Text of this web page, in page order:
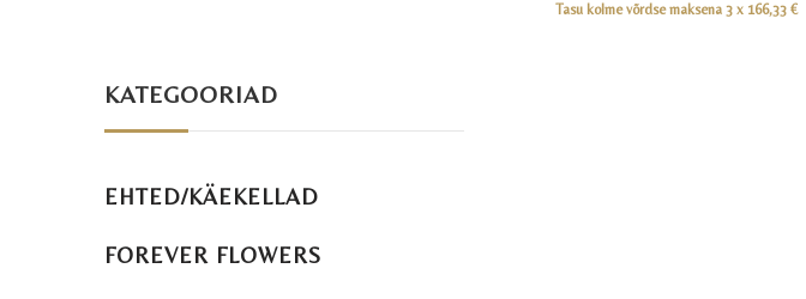
Tasu kolme võrdse maksena 3 x 166,33 €
KATEGOORIAD
EHTED/KÄEKELLAD
FOREVER FLOWERS